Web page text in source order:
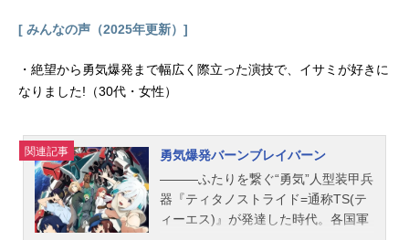
[ みんなの声（2025年更新）]
・絶望から勇気爆発まで幅広く際立った演技で、イサミが好きに
なりました!（30代・女性）
関連記事
勇気爆発バーンブレイバーン
―――ふたりを繋ぐ“勇気”人型装甲兵
器『ティタノストライド=通称TS(テ
ィーエス)』が発達した時代。各国軍